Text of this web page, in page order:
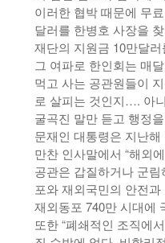
이러한 협박 때문에 무
달러를 한병호 사장을
재단의 지원금 10만달
그 여파로 한인회는 매
먹고 사는 공관원들이
로 살피는 것인지…. 아
굴곡진 말만 듣고 행정
문재인 대통령은 지난
만찬 인사말에서 “해외
공관은 갑질하거나 군
포와 재외국민의 안전
재외동포 740만 시대에
또한 “폐쇄적인 조직에